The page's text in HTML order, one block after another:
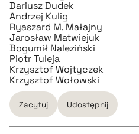
Dariusz Dudek
Andrzej Kulig
Ryaszard M. Małajny
Jarosław Matwiejuk
Bogumił Naleziński
Piotr Tuleja
Krzysztof Wojtyczek
Krzysztof Wołowski
Zacytuj Udostępnij